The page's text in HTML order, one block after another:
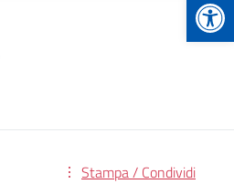
Stampa / Condividi